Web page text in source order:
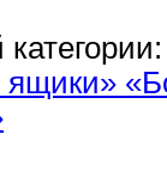
ящики»